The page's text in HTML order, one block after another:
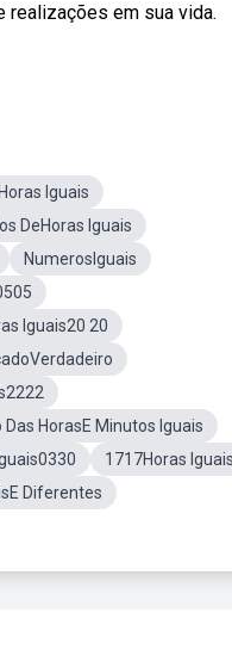
realizações em sua vida.
Iguais
DeHoras Iguais
NumerosIguais
Iguais20 20
HorasE Minutos Iguais
1717Horas Iguais
Diferentes